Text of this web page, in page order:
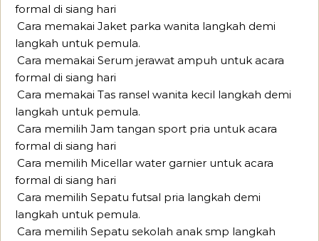
formal di siang hari
Cara memakai Jaket parka wanita langkah demi
langkah untuk pemula.
Cara memakai Serum jerawat ampuh untuk acara
formal di siang hari
Cara memakai Tas ransel wanita kecil langkah demi
langkah untuk pemula.
Cara memilih Jam tangan sport pria untuk acara
formal di siang hari
Cara memilih Micellar water garnier untuk acara
formal di siang hari
Cara memilih Sepatu futsal pria langkah demi
langkah untuk pemula.
Cara memilih Sepatu sekolah anak smp langkah